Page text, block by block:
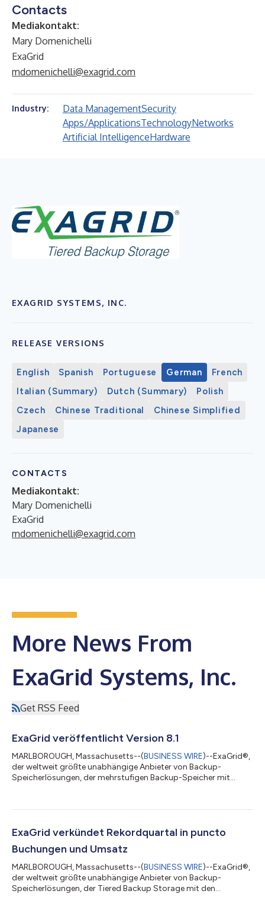
Contacts
Mediakontakt:
Mary Domenichelli
ExaGrid
mdomenichelli@exagrid.com
Industry: Data ManagementSecurity
Apps/ApplicationsTechnologyNetworks
Artificial IntelligenceHardware
EXAGRID SYSTEMS, INC.
RELEASE VERSIONS
English Spanish Portuguese German
French
Italian (Summary)
Dutch (Summary)
Polish
Czech
Chinese Traditional
Chinese Simplified
Japanese
CONTACTS
Mediakontakt:
Mary Domenichelli
ExaGrid
mdomenichelli@exagrid.com
More News From
ExaGrid Systems, Inc.
Get RSS Feed
ExaGrid veröffentlicht Version 8.1
MARLBOROUGH, Massachusetts--(BUSINESS WIRE)--ExaGrid®,
der weltweit größte unabhängige Anbieter von Backup-
Speicherlösungen, der mehrstufigen Backup-Speicher mit
Ransomware-Angriffen bereitstellt, gab heute die
neueste Version umfasst: Unterstützung für Cohesity
DataProtect Verwendet das S3-Protokoll. Unterstützt Cohesity
Cloud Ar...
ExaGrid verkündet Rekordquartal in puncto
Buchungen und Umsatz
MARLBOROUGH, Massachusetts--(BUSINESS WIRE)--ExaGrid®,
der weltweit größte unabhängige Anbieter von Backup-
Speicherlösungen, der Tiered Backup Storage mit den